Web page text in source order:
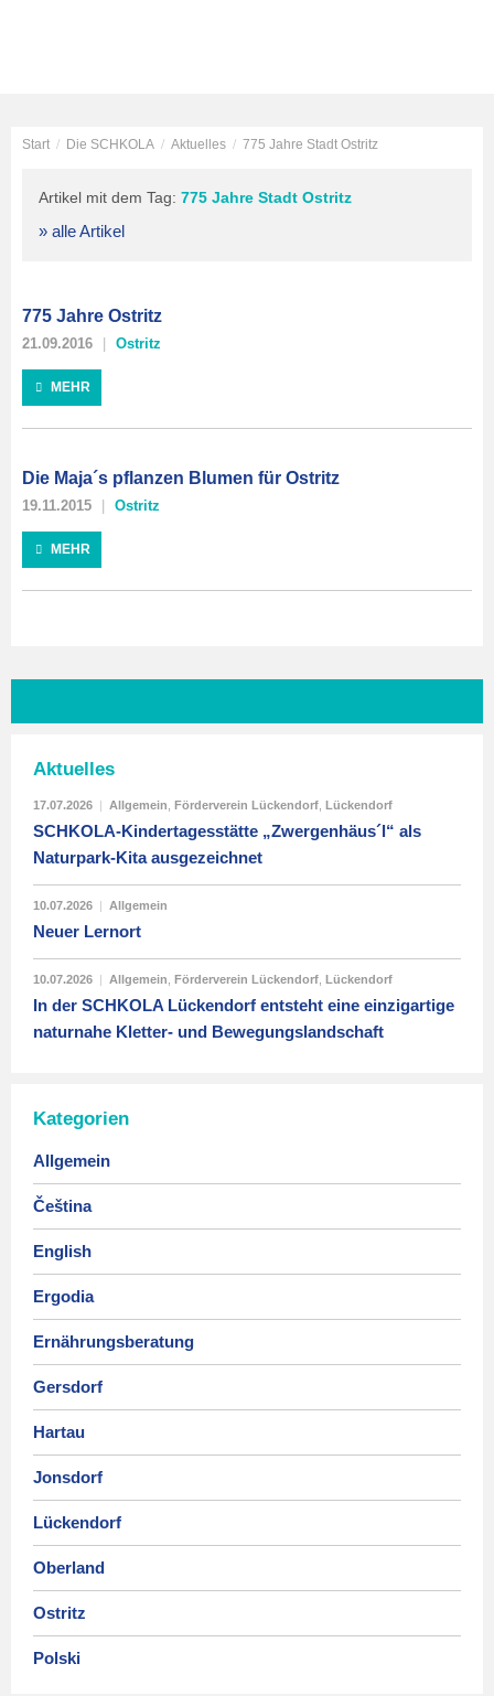
Start / Die SCHKOLA / Aktuelles / 775 Jahre Stadt Ostritz
Artikel mit dem Tag: 775 Jahre Stadt Ostritz
» alle Artikel
775 Jahre Ostritz
21.09.2016 Ostritz
MEHR
Die Maja´s pflanzen Blumen für Ostritz
19.11.2015 Ostritz
MEHR
Aktuelles
17.07.2026 | Allgemein Förderverein Lückendorf Lückendorf
SCHKOLA-Kindertagesstätte „Zwergenhäus´l“ als
Naturpark-Kita ausgezeichnet
10.07.2026 | Allgemein
Neuer Lernort
10.07.2026 | Allgemein Förderverein Lückendorf Lückendorf
In der SCHKOLA Lückendorf entsteht eine einzigartige
naturnahe Kletter- und Bewegungslandschaft
Kategorien
Allgemein
Čeština
English
Ergodia
Ernährungsberatung
Gersdorf
Hartau
Jonsdorf
Lückendorf
Oberland
Ostritz
Polski